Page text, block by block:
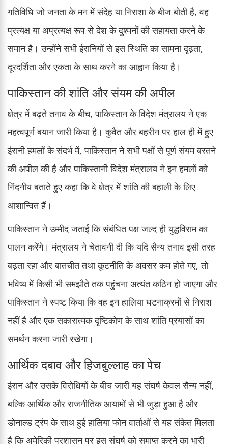
गतिविधि जो जनता के मन में संदेह या निराशा के बीज बोती है, वह
प्रत्यक्ष या अप्रत्यक्ष रूप से देश के दुश्मनों की सहायता करने के
समान है। उन्होंने सभी ईरानियों से इस स्थिति का सामना दृढ़ता,
दूरदर्शिता और एकता के साथ करने का आह्वान किया है।
पाकिस्तान की शांति और संयम की अपील
क्षेत्र में बढ़ते तनाव के बीच, पाकिस्तान के विदेश मंत्रालय ने एक
महत्वपूर्ण बयान जारी किया है। कुवैत और बहरीन पर हाल ही में हुए
ईरानी हमलों के संदर्भ में, पाकिस्तान ने सभी पक्षों से पूर्ण संयम बरतने
की अपील की है और पाकिस्तानी विदेश मंत्रालय ने इन हमलों को
निंदनीय बताते हुए कहा कि वे क्षेत्र में शांति की बहाली के लिए
आशान्वित हैं।
पाकिस्तान ने उम्मीद जताई कि संबंधित पक्ष जल्द ही युद्धविराम का
पालन करेंगे। मंत्रालय ने चेतावनी दी कि यदि सैन्य तनाव इसी तरह
बढ़ता रहा और बातचीत तथा कूटनीति के अवसर कम होते गए, तो
भविष्य में किसी भी समझौते तक पहुंचना अत्यंत कठिन हो जाएगा और
पाकिस्तान ने स्पष्ट किया कि वह इन हालिया घटनाक्रमों से निराश
नहीं है और एक सकारात्मक दृष्टिकोण के साथ शांति प्रयासों का
समर्थन करना जारी रखेगा।
आर्थिक दबाव और हिजबुल्लाह का पेच
ईरान और उसके विरोधियों के बीच जारी यह संघर्ष केवल सैन्य नहीं,
बल्कि आर्थिक और राजनीतिक आयामों से भी जुड़ा हुआ है और
डोनाल्ड ट्रंप के साथ हुई हालिया फोन वार्ताओं से यह संकेत मिलता
है कि अमेरिकी प्रशासन पर इस संघर्ष को समाप्त करने का भारी